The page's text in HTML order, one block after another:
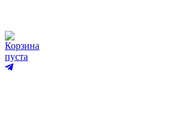
Корзина
пуста